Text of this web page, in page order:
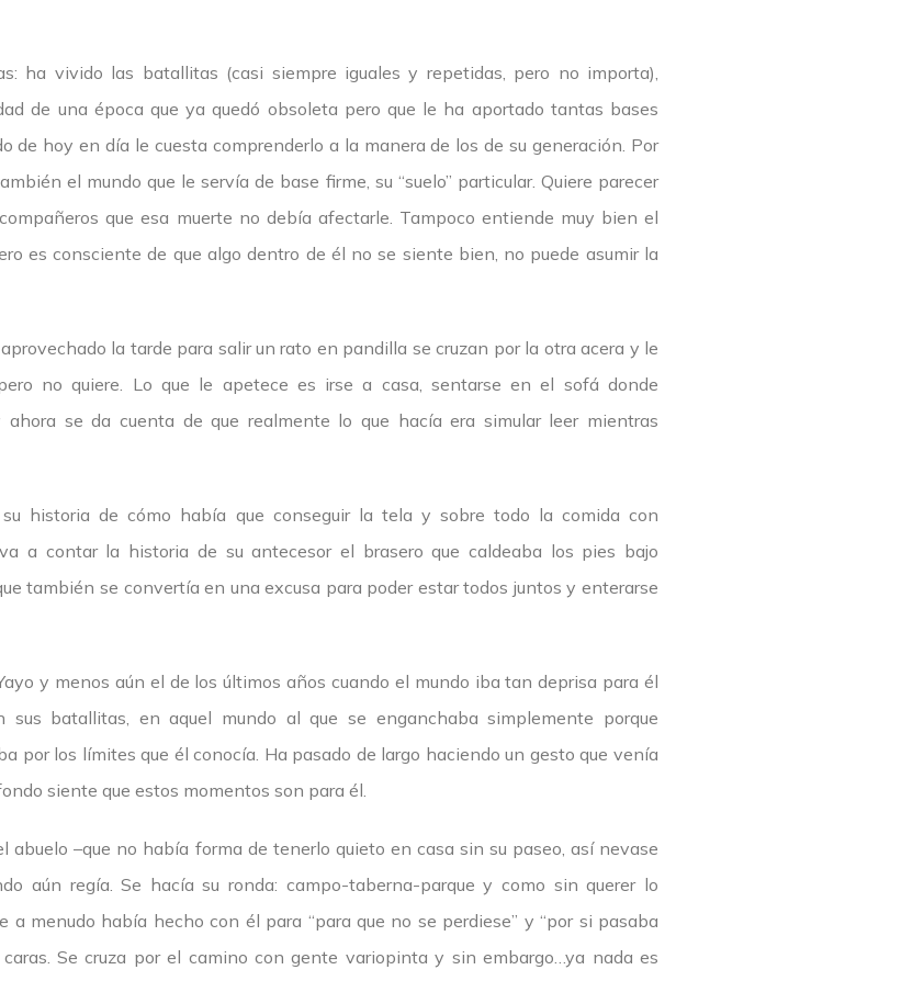
ha vivido las batallitas (casi siempre iguales y repetidas, pero no importa),
de una época que ya quedó obsoleta pero que le ha aportado tantas bases
de hoy en día le cuesta comprenderlo a la manera de los de su generación. Por
el mundo que le servía de base firme, su “suelo” particular. Quiere parecer
que esa muerte no debía afectarle. Tampoco entiende muy bien el
es consciente de que algo dentro de él no se siente bien, no puede asumir la
la tarde para salir un rato en pandilla se cruzan por la otra acera y le
no quiere. Lo que le apetece es irse a casa, sentarse en el sofá donde
se da cuenta de que realmente lo que hacía era simular leer mientras
historia de cómo había que conseguir la tela y sobre todo la comida con
a contar la historia de su antecesor el brasero que caldeaba los pies bajo
también se convertía en una excusa para poder estar todos juntos y enterarse
y menos aún el de los últimos años cuando el mundo iba tan deprisa para él
batallitas, en aquel mundo al que se enganchaba simplemente porque
por los límites que él conocía. Ha pasado de largo haciendo un gesto que venía
siente que estos momentos son para él.
abuelo –que no había forma de tenerlo quieto en casa sin su paseo, así nevase
aún regía. Se hacía su ronda: campo-taberna-parque y como sin querer lo
a menudo había hecho con él para “para que no se perdiese” y “por si pasaba
caras. Se cruza por el camino con gente variopinta y sin embargo…ya nada es